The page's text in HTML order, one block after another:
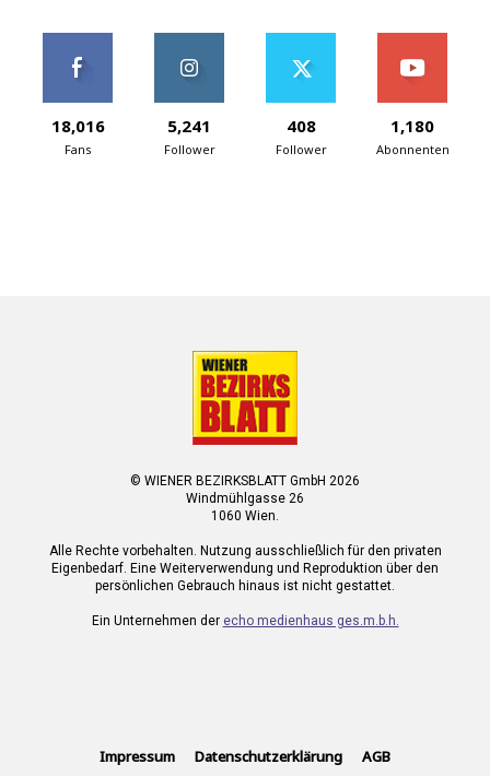
18,016
Fans
5,241
Follower
408
Follower
1,180
Abonnenten
© WIENER BEZIRKSBLATT GmbH 2026
Windmühlgasse 26
1060 Wien.
Alle Rechte vorbehalten. Nutzung ausschließlich für den privaten
Eigenbedarf. Eine Weiterverwendung und Reproduktion über den
persönlichen Gebrauch hinaus ist nicht gestattet.
Ein Unternehmen der echo medienhaus ges.m.b.h.
Impressum Datenschutzerklärung AGB